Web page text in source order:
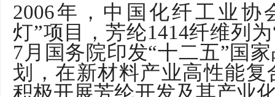
2006年，中国化纤工业协
灯”项目，芳纶1414纤维列
7 月国务院印发“十二五”国
划，在新材料产业高性能